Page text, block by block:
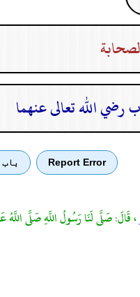
Report Error باب
، قَالَ: صَلَّى لَنَا رَسُولُ اللَّهِ صَلَّى